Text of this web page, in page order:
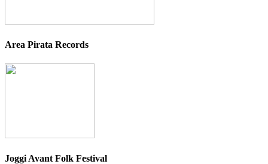
Area Pirata Records
Joggi Avant Folk Festival